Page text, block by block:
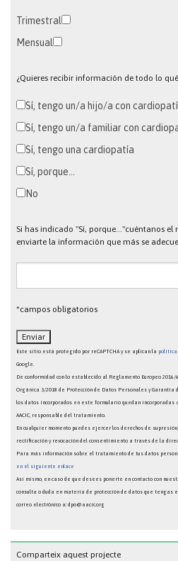
Trimestral
Mensual
¿Quieres recibir información de todo lo
Sí, tengo un/a hijo/a con
Sí, tengo un/a familiar con
Sí, tengo una cardiopatía
Sí, porque...
No
Si has indicado "Sí, porque..."cuéntanos
enviarte la información que más se
*campos obligatorios
Este sitio está protegido por reCAPTCHA y se aplican la política
Google.
De conformidad con lo establecido al Reglamento Europeo
Orgánica 3/2018 de Protección de Datos Personales y
los datos incorporados en este formulario quedan
AACIC, responsable del tratamiento.
En cualquier momento puedes ejercer los derechos de
rectificación y revocación del consentimiento a través de la
Para más información sobre el tratamiento de tus datos
en el siguiente enlace
Así mismo, en caso de que desees ponerte en contacto con
consulta o duda en materia de protección de datos que tengas
correo electrónico a: dpo@aacic.org
Comparteix aquest projecte